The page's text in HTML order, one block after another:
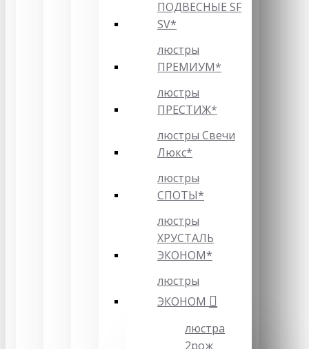
ПОДВЕСНЫЕ SF
SV*
люстры
ПРЕМИУМ*
люстры
ПРЕСТИЖ*
люстры Свечи
Люкс*
люстры
СПОТЫ*
люстры
ХРУСТАЛЬ
ЭКОНОМ*
люстры
ЭКОНОМ
люстра
2рож